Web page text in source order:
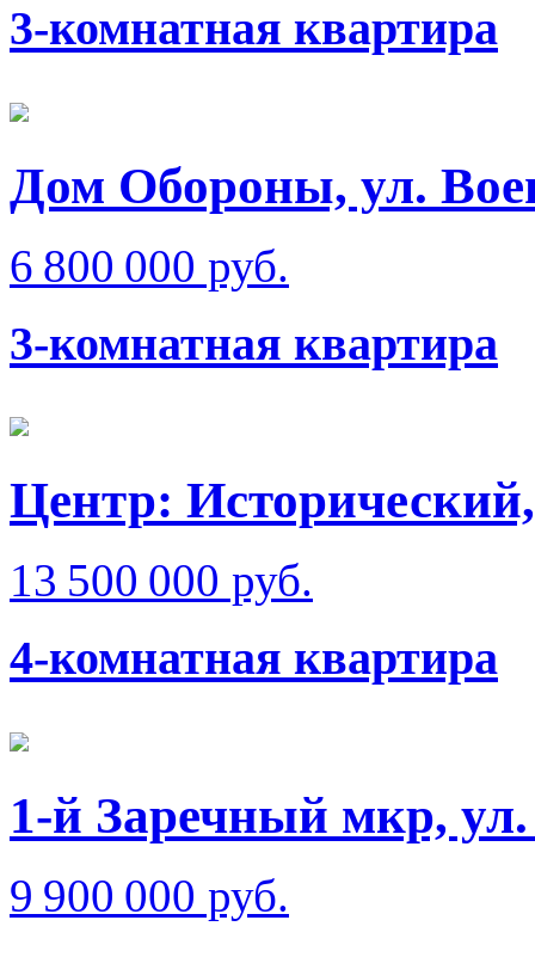
3-комнатная квартира
Дом Обороны, ул.
6 800 000 руб.
3-комнатная квартира
Центр:
13 500 000 руб.
4-комнатная квартира
1-й Заречный мкр, ул.
9 900 000 руб.